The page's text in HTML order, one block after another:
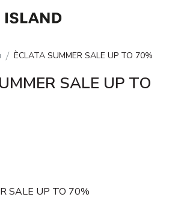
ÈCLATA SUMMER SALE UP TO 70%
SALE UP TO
SALE UP TO 70%